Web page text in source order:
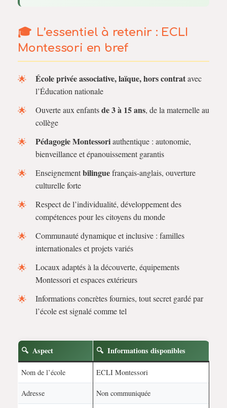
L’essentiel à retenir : ECLI
Montessori en bref
École privée associative, laïque, hors contratavec
l’Éducation nationale
Ouverte aux enfantsde 3 à 15 ans, de la maternelle au
collège
Pédagogie Montessoriauthentique : autonomie,
bienveillance et épanouissement garantis
Enseignementbilinguefrançais-anglais, ouverture
culturelle forte
Respect de l’individualité, développement des
compétences pour les citoyens du monde
Communauté dynamique et inclusive : familles
internationales et projets variés
Locaux adaptés à la découverte, équipements
Montessori et espaces extérieurs
Informations concrètes fournies, tout secret gardé par
l’école est signalé comme tel
Aspect Informations disponibles
Nom de l’école ECLI Montessori
Adresse Non communiquée